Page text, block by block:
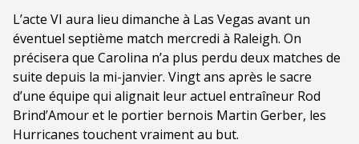
L’acte VI aura lieu dimanche à Las Vegas avant un
éventuel septième match mercredi à Raleigh. On
précisera que Carolina n’a plus perdu deux matches de
suite depuis la mi-janvier. Vingt ans après le sacre
d’une équipe qui alignait leur actuel entraîneur Rod
Brind’Amour et le portier bernois Martin Gerber, les
Hurricanes touchent vraiment au but.